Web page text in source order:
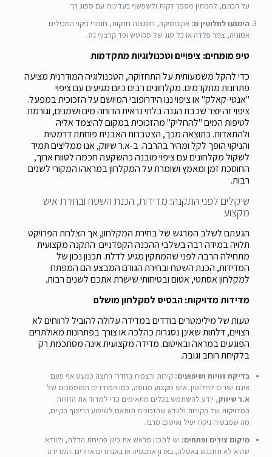
על הכתם, להמתין מספר דקות ולשפשף בעדינות עם ספוג רך.
הימנעו לחלוטין מ: אקונומיקה, חומצות חזקות, חומרי ניקוי המכילים
אמוניה, צמר פלדה או כל סוג של סקוטש ופד קרצוף גס.
טיפ מומחים: ציפויים וטכנולוגיות מתקדמות
כדי להקל משמעותית על התחזוקה, הטכנולוגיה המודרנית מציעה
פתרונות מתקדמים. מקלחונים רבים כיום מגיעים עם ציפוי
"אנטי-קאלק" או ציפוי ננו הידרופובי המיושם על הזכוכית במפעל.
ציפוי זה יוצר שכבת הגנה בלתי נראית הדוחה מים ושמנים, וגורמת
לטיפות המים "להחליק" מהזכוכית במקום להיצמד אליה
ולהתאדות. כתוצאה מכך, הצטברות האבנית פוחתת דרמטית
והניקוי הופך לקל ומהיר בהרבה. ב-א.ר שיווק, אנו ממליצים תמיד
לשקול מקלחונים עם ציפוי מובנה כהשקעה חכמה לטווח ארוך,
החוסכת זמן ומאמץ ושומרת על המקלחון במראהו המקורי לשנים
רבות.
שיקולים לפני התקנה: מדידות, הכנת השטח ובחירת איש
מקצוע
הגעתם לשלב המרגש של בחירת המקלחון, אך הצלחת הפרויקט
תלויה במידה רבה בשלבי ההכנה הקפדניים. התקנה מקצועית
מתחילה הרבה לפני שהמתקין מגיע לדלת. תכנון נכון של
המדידות, הכנת השטח ובחירת הגורם המבצע הם המפתח
למקלחון אסתטי, אטום ובטיחותי שישרת אתכם לשנים רבות.
מדידות מדויקות: הבסיס למקלחון מושלם
טעות של מילימטרים בודדים במדידה עלולה להוביל לרווחים לא
רצויים, דלתות שאינן נסגרות כהלכה או צורך בפתרונות מאולתרים
הפוגעים במראה ובאיטום. מדידה מקצועית אינה מסתכמת רק
בלקיחת רוחב וגובה.
בדיקת זוויות ושיפועים: קירות ורצפות בחדרי רחצה כמעט אף פעם
אינם ישרים לחלוטין. איש מקצוע מנוסה, כמו המודדים המוסמכים של
א.ר שיווק, יודע להשתמש בכלים מתאימים כדי למדוד את הזוויות
המדויקות של הקירות ולוודא שהזכוכית תותאם לשיפוע הריצוף הקיים,
מה שמבטיח ניקוז יעיל ואיטום מרבי.
מיקום צירים ופתחים: יש לתכנן מראש את כיוון פתיחת הדלת, ולוודא
שהיא לא תתנגש באסלה, בארון אמבטיה או באביזרים אחרים. המדידה